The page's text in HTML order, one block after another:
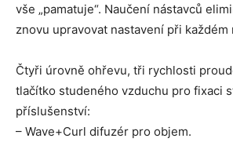
vše „pamatuje“. Naučení nástavců
znovu upravovat nastavení při každém
Čtyři úrovně ohřevu, tři rychlosti
tlačítko studeného vzduchu pro fixaci
příslušenství:
– Wave+Curl difuzér pro objem.